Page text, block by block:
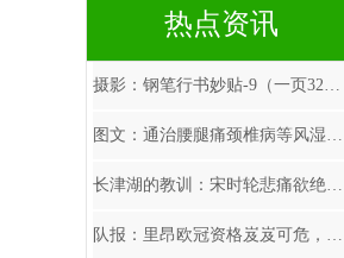
热点资讯
摄影：钢笔行书妙贴-9（一页32字）
图文：通治腰腿痛颈椎病等风湿骨病神方
长津湖的教训：宋时轮悲痛欲绝，张仁初做检查，吴大林差点被枪毙
队报：里昂欧冠资格岌岌可危，内部管理混乱+财政已接近崩盘